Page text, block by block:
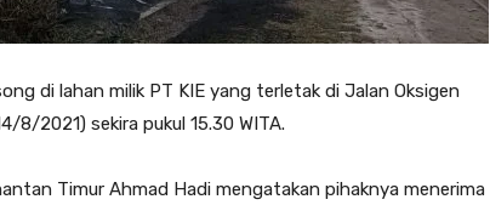
di lahan milik PT KIE yang terletak di Jalan Oksigen
8/2021) sekira pukul 15.30 WITA.
Timur Ahmad Hadi mengatakan pihaknya menerima